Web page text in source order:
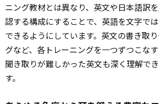
ニング教材とは異なり、英文や日本語訳を
認する構成にすることで、英語を文字で
できるようにしています。英文の書き取
グなど、各トレーニングを一つずつこな
聞き取りが難しかった英文も深く理解で
す。